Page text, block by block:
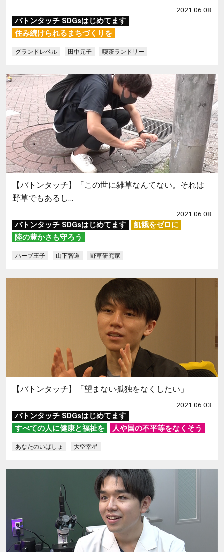
2021.06.08
バトンタッチ SDGsはじめてます
住み続けられるまちづくりを
グランドレベル 田中元子 喫茶ランドリー
【バトンタッチ】「この世に雑草なんてない。それは
野草でもあるし…
2021.06.08
バトンタッチ SDGsはじめてます
飢餓をゼロに
陸の豊かさも守ろう
ハーブ王子 山下智道 野草研究家
【バトンタッチ】「望まない孤独をなくしたい」
2021.06.03
バトンタッチ SDGsはじめてます
すべての人に健康と福祉を
人や国の不平等をなくそう
あなたのいばしょ 大空幸星